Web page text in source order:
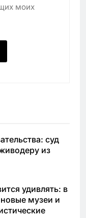
моих
суд
из
удивлять: в
музеи и